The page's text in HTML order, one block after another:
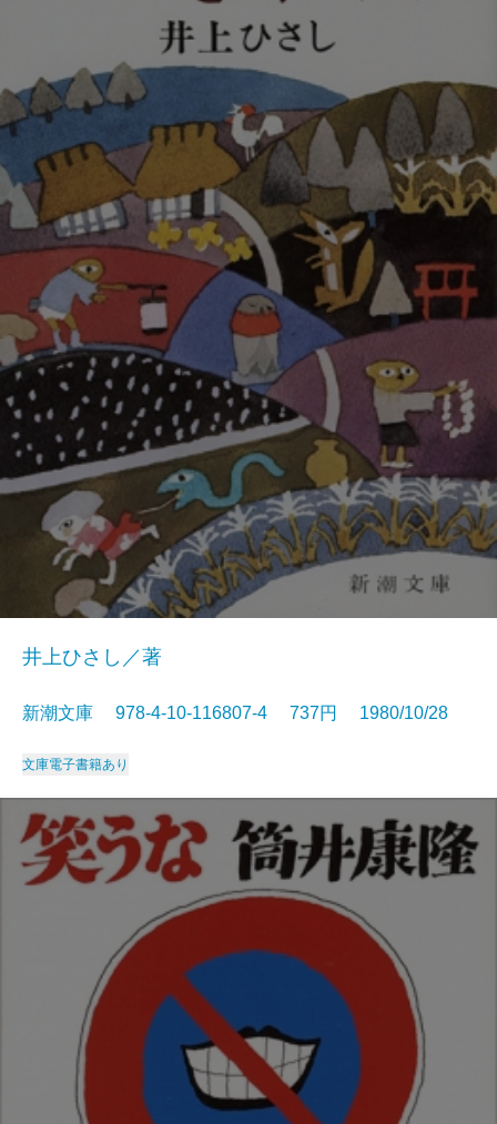
井上ひさし／著
新潮文庫 978-4-10-116807-4 737円 1980/10/28
文庫電子書籍あり